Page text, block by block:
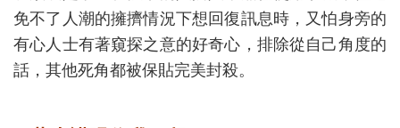
免不了人潮的擁擠情況下想回復訊息時，又怕身旁的
有心人士有著窺探之意的好奇心，排除從自己角度的
話，其他死角都被保貼完美封殺。